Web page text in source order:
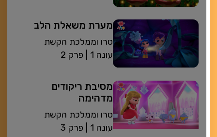
מערת משאלת הלב
טרו וממלכת הקשת
פרק 2
| עונה 1
מסיבת ריקודים
מדהימה
טרו וממלכת הקשת
פרק 3
| עונה 1